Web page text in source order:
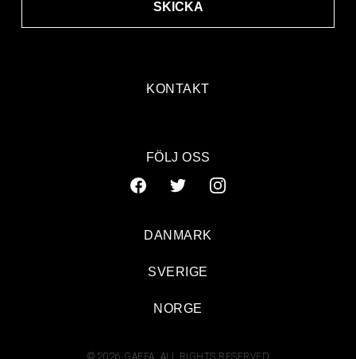
KONTAKT
SKICKA
FÖLJ OSS
© 2026 GAFFA. ALL RIGHTS RESERVED
DANMARK
SVERIGE
NORGE